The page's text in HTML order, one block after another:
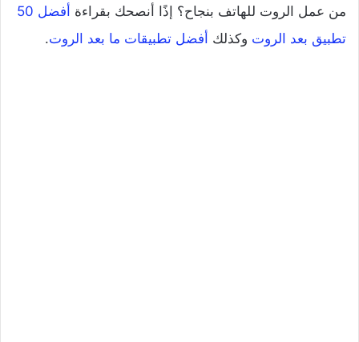
من عمل الروت للهاتف بنجاح؟ إذًا أنصحك بقراءة
أفضل 50
تطبيق بعد الروت وكذلك أفضل تطبيقات ما بعد الروت.